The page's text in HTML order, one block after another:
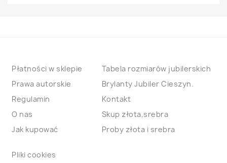
Płatności w sklepie
Prawa autorskie
Regulamin
O nas
Jak kupować
Tabela rozmiarów jubilerskich
Brylanty Jubiler Cieszyn.
Kontakt
Skup złota,srebra
Proby złota i srebra
Pliki cookies